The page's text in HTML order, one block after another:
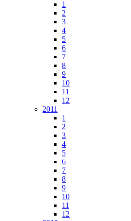
1
2
3
4
5
6
7
8
9
10
11
12
2011
1
2
3
4
5
6
7
8
9
10
11
12